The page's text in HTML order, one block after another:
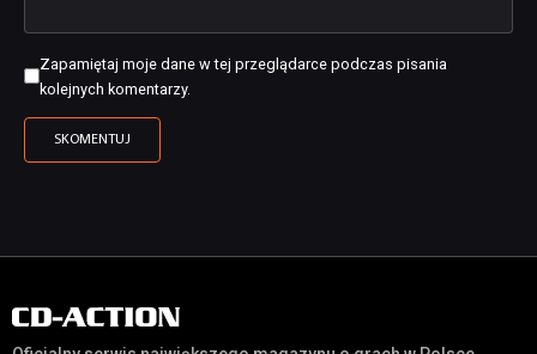
Zapamiętaj moje dane w tej przeglądarce podczas pisania
kolejnych komentarzy.